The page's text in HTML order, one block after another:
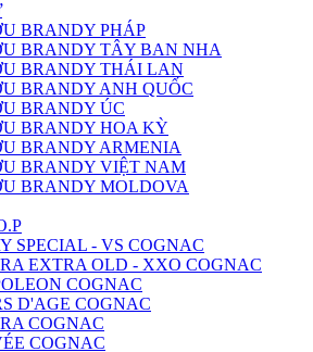
BRANDY PHÁP
BRANDY TÂY BAN NHA
BRANDY THÁI LAN
BRANDY ANH QUỐC
BRANDY ÚC
BRANDY HOA KỲ
BRANDY ARMENIA
BRANDY VIỆT NAM
BRANDY MOLDOVA
SPECIAL - VS COGNAC
EXTRA OLD - XXO COGNAC
COGNAC
D'AGE COGNAC
COGNAC
COGNAC